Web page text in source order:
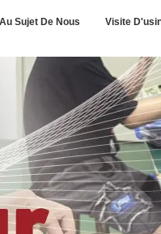
Au Sujet De Nous Visite